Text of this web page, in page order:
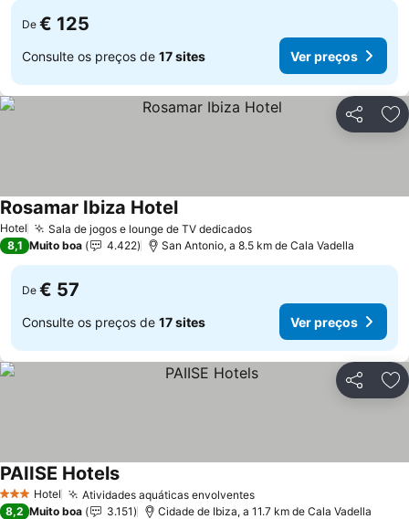
De € 125
Consulte os preços de 17 sites Ver preços
Partilhar
Hotel Sala de jogos e lounge de TV dedicados
Rosamar Ibiza Hotel
8,1 Muito boa 4.422 San Antonio, a 8.5 km de Cala Vadella
De € 57
Consulte os preços de 17 sites Ver preços
Partilhar
3 EstrelasHotel Atividades aquáticas envolventes
PAIISE Hotels
8,2 Muito boa 3.151 Cidade de Ibiza, a 11.7 km de Cala Vadella